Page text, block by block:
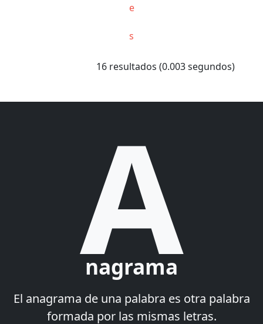
e
s
16 resultados (0.003 segundos)
A
nagrama
El anagrama de una palabra es otra palabra
formada por las mismas letras.